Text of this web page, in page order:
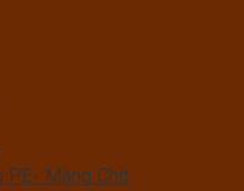
PE- Màng Chit